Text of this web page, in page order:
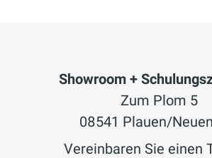
Showroom +
Zum Plom 5
08541 Plauen/
Vereinbaren Sie einen